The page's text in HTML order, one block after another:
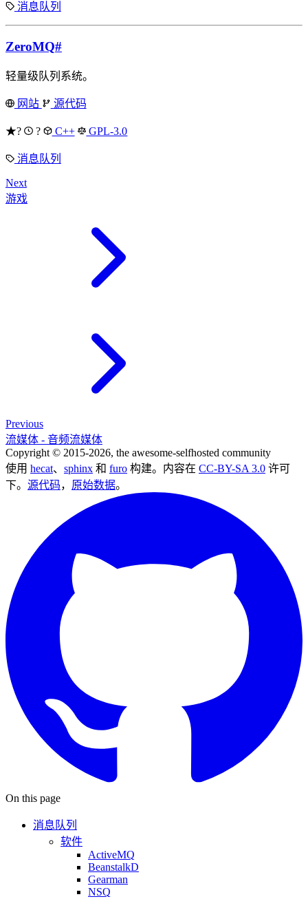
消息队列
ZeroMQ#
轻量级队列系统。
网站 源代码
★? ? C++ GPL-3.0
消息队列
Next
游戏
Previous
流媒体 - 音频流媒体
Copyright © 2015-2026, the awesome-selfhosted community
使用 hecat、 sphinx 和 furo 构建。内容在 CC-BY-SA 3.0 许可
下。 源代码， 原始数据。
On this page
消息队列
软件
ActiveMQ
BeanstalkD
Gearman
NSQ